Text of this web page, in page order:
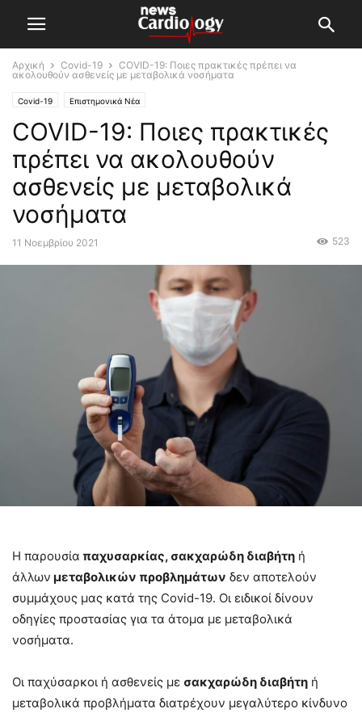
Αρχική Covid-19
COVID-19: Ποιες πρακτικές πρέπει να
ακολουθούν ασθενείς με μεταβολικά νοσήματα
Covid-19 Επιστημονικά Νέα
COVID-19: Ποιες πρακτικές
πρέπει να ακολουθούν
ασθενείς με μεταβολικά
νοσήματα
11 Νοεμβρίου 2021 523
Η παρουσία παχυσαρκίας, σακχαρώδη διαβήτη ή
άλλων μεταβολικών προβλημάτων δεν αποτελούν
συμμάχους μας κατά της Covid-19. Οι ειδικοί δίνουν
οδηγίες προστασίας για τα άτομα με μεταβολικά
νοσήματα.
Οι παχύσαρκοι ή ασθενείς με σακχαρώδη διαβήτη ή
μεταβολικά προβλήματα διατρέχουν μεγαλύτερο κίνδυνο